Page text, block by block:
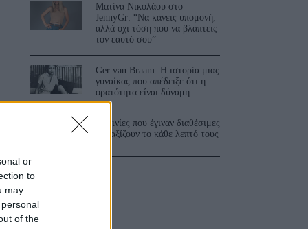
or
to
may
of the
Ματίνα Νικολάου στο
JennyGr: “Να κάνεις υπομονή,
αλλά όχι τόση που να βλάπτεις
τον εαυτό σου”
Ger van Braam: Η ιστορία μιας
γυναίκας που απέδειξε ότι η
ορατότητα είναι δύναμη
3 ταινίες που έγιναν διαθέσιμες
και αξίζουν το κάθε λεπτό τους